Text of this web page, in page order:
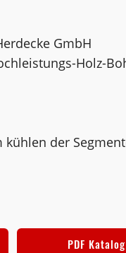
GmbH
Holz-
der
PDF